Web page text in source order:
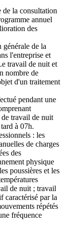
de la consultation
annuel
des
de la
l'entreprise et
travail de nuit et
nombre de
d'un traitement
pendant une
travail de nuit
à 07h.
: les
de charges
des
physique
poussières et les
de nuit ; travail
caractérisé par la
répétés
fréquence